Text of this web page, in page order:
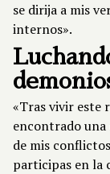
se dirija a mis
internos».
«Tras vivir este
encontrado una
de mis
participas en la